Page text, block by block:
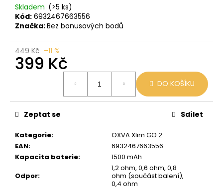
Skladem (>5 ks)
Kód: 6932467663556
Značka:Bez bonusových bodů
449 Kč –11 %
399 Kč
DO KOŠÍKU
Kategorie:
OXVA Xlim GO 2
EAN:
6932467663556
Kapacita baterie:
1500 mAh
Odpor:
1,2 ohm, 0,6 ohm, 0,8
ohm (součást balení),
0,4 ohm
Zeptat se Sdílet
109
Kč